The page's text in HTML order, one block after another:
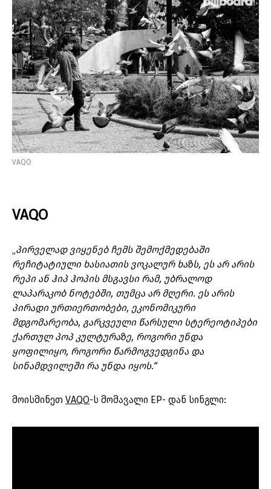
VAQO
VAQO
პირველად ვიყენებ ჩემს შემოქმედებაში
რეჩიტატიული ხასიათის ვოკალურ ხაზს, ეს არ არის
რეპი ან ჰიპ ჰოპის მსგავსი რამ, უბრალოდ
ლაპარაკობ ნოტებში, თუმცა არ მღერი. ეს არის
პირადი ურთიერთობები, ეკონომიკური
მდგომარეობა, გარკვეული წარსული სტერეოტიპები
ქართულ პოპ კულტურაზე, როგორი უნდა
ყოფილიყო, როგორი წარმოგვედგინა და
სინამდვილეში რა უნდა იყოს.“
მოისმინეთ VAQO-ს მომავალი EP- დან სინგლი: